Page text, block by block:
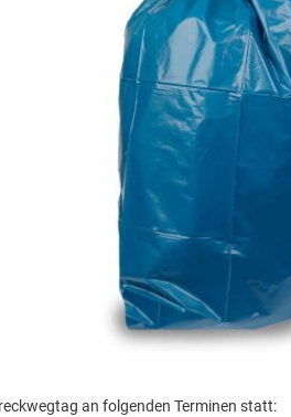
an folgenden Terminen statt: